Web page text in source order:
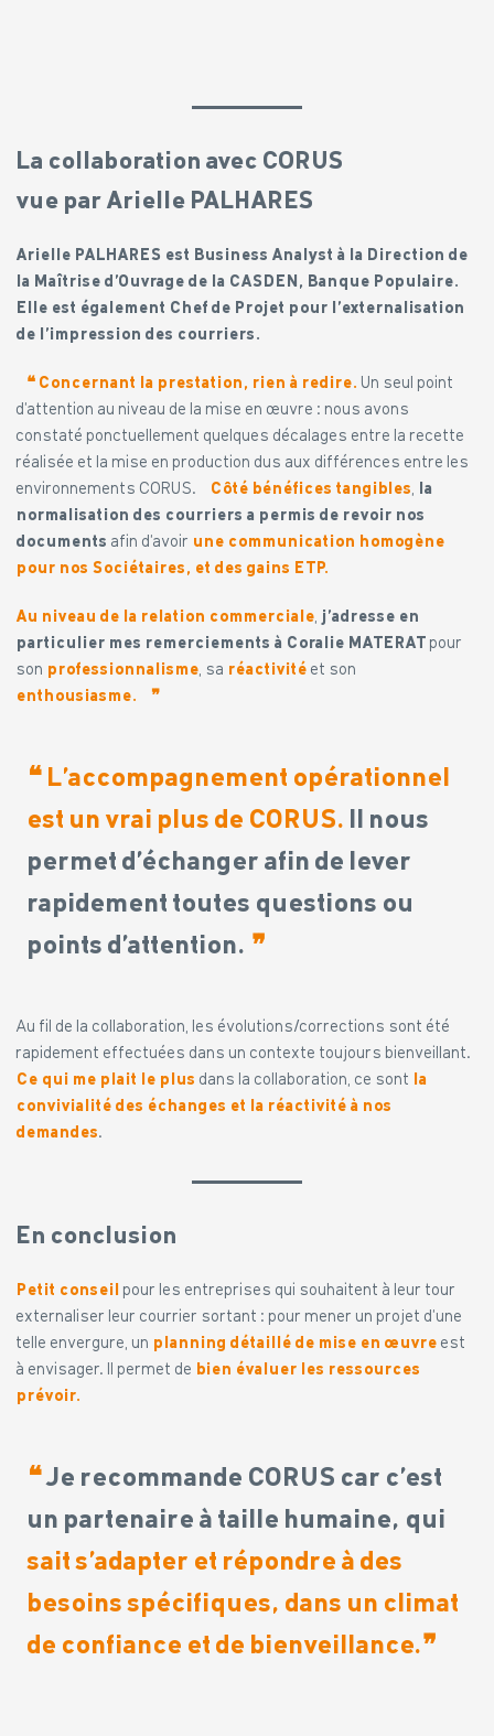
La collaboration avec CORUS
vue par Arielle PALHARES
Arielle PALHARES est Business Analyst à la Direction de
la Maîtrise d’Ouvrage de la CASDEN, Banque Populaire.
Elle est également Chef de Projet pour l’externalisation
de l’impression des courriers.
❝ Concernant la prestation, rien à redire. Un seul point
d’attention au niveau de la mise en œuvre : nous avons
constaté ponctuellement quelques décalages entre la recette
réalisée et la mise en production dus aux différences entre les
environnements CORUS.
Côté bénéfices tangibles,
la
normalisation des courriers a permis de revoir nos
documents afin d’avoir une communication homogène
pour nos Sociétaires, et des gains ETP.
Au niveau de la relation commerciale, j’adresse en
particulier mes remerciements à Coralie MATERAT
pour
son professionnalisme, sa réactivité et son
enthousiasme.
❞
❝ L’accompagnement opérationnel
est un vrai plus de CORUS.
Il nous
permet d’échanger afin de lever
rapidement toutes questions ou
points d’attention. ❞
Au fil de la collaboration, les évolutions/corrections sont été
rapidement effectuées dans un contexte toujours bienveillant.
Ce qui me plait le plus dans la collaboration, ce sont
la
convivialité des échanges et
la réactivité à nos
demandes.
En conclusion
Petit conseil pour les entreprises qui souhaitent à leur tour
externaliser leur courrier sortant : pour mener un projet d’une
telle envergure, un planning détaillé de mise en œuvre est
à envisager. Il permet de bien évaluer les ressources
prévoir.
❝Je recommande CORUS car c’est
un partenaire à taille humaine, qui
sait s’adapter et répondre à des
besoins spécifiques, dans un climat
de confiance et de bienveillance.❞